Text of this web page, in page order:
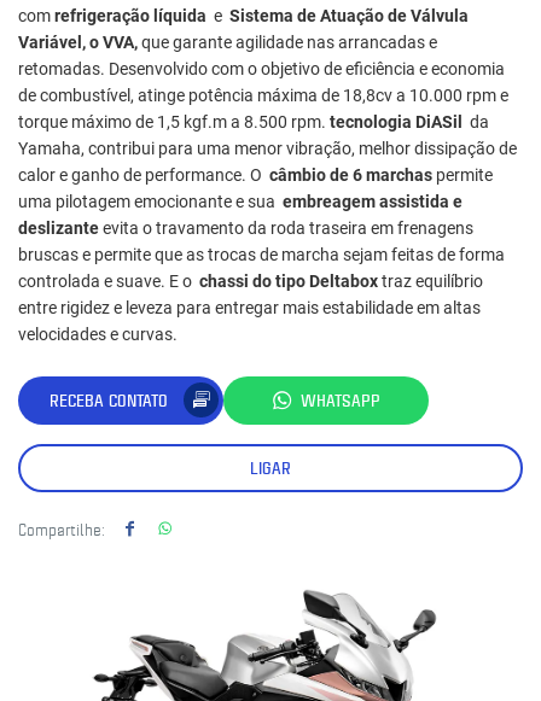
comrefrigeração líquida e Sistema de Atuação de Válvula
Variável, o VVA,que garante agilidade nas arrancadas e
retomadas. Desenvolvido com o objetivo de eficiência e economia
de combustível, atinge potência máxima de 18,8cv a 10.000 rpm e
torque máximo de 1,5 kgf.m a 8.500 rpm. tecnologia DiASil
da
Yamaha, contribui para uma menor vibração, melhor dissipação de
calor e ganho de performance. O câmbio de 6 marchas permite
uma pilotagem emocionante e sua embreagem assistida e
deslizanteevita o travamento da roda traseira em frenagens
bruscas e permite que as trocas de marcha sejam feitas de forma
controlada e suave. E o chassi do tipo Deltaboxtraz equilíbrio
entre rigidez e leveza para entregar mais estabilidade em altas
velocidades e curvas.
RECEBA CONTATO WHATSAPP
LIGAR
Compartilhe: